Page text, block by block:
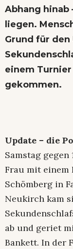
Abhang hinab
liegen.
Grund für
einem
gekommen.
Update – die
Samstag
Frau mit einem
Schömberg in
Neukirch kam
ab und geriet
Bankett. In der